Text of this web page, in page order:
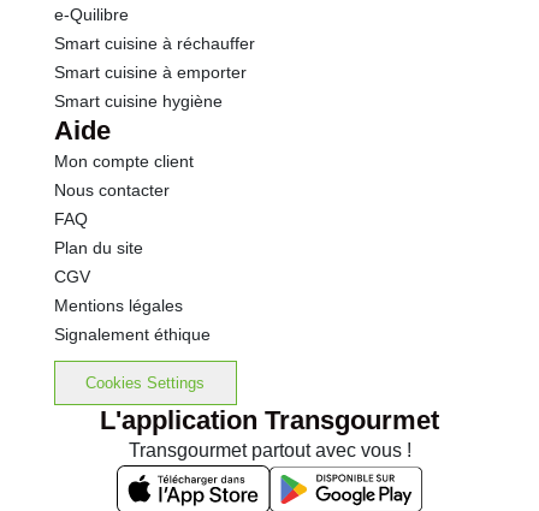
e-Quilibre
Smart cuisine à réchauffer
Smart cuisine à emporter
Smart cuisine hygiène
Aide
Mon compte client
Nous contacter
FAQ
Plan du site
CGV
Mentions légales
Signalement éthique
Cookies Settings
L'application Transgourmet
Transgourmet partout avec vous !